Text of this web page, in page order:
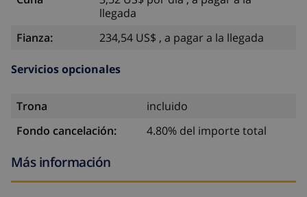
llegada
Fianza:
234,54 US$ , a pagar a la llegada
Servicios opcionales
Trona
incluido
Fondo cancelación:
4.80% del importe total
Más información